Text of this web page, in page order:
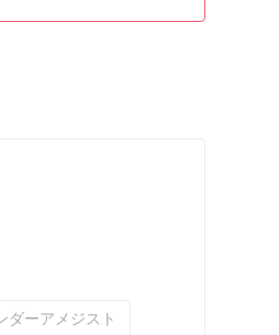
ダーアメジスト